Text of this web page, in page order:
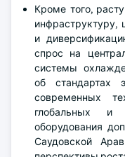
Кроме того,
инфраструктуру,
и
спрос на
системы
об стандартах
современных
глобальных и
оборудования
Саудовской